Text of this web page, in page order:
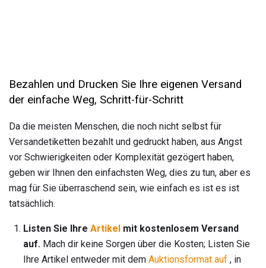
Bezahlen und Drucken Sie Ihre eigenen Versand
der einfache Weg, Schritt-für-Schritt
Da die meisten Menschen, die noch nicht selbst für
Versandetiketten bezahlt und gedruckt haben, aus Angst
vor Schwierigkeiten oder Komplexität gezögert haben,
geben wir Ihnen den einfachsten Weg, dies zu tun, aber es
mag für Sie überraschend sein, wie einfach es ist es ist
tatsächlich.
Listen Sie Ihre Artikel mit kostenlosem Versand
auf. Mach dir keine Sorgen über die Kosten; Listen Sie
Ihre Artikel entweder mit dem Auktionsformat auf , in